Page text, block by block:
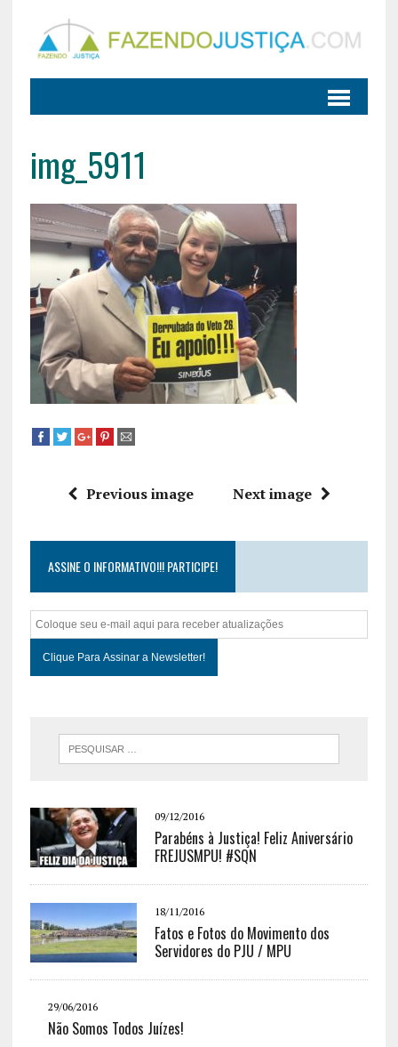
img_5911
Previous image Next image
ASSINE O INFORMATIVO!!! PARTICIPE!
09/12/2016
Parabéns à Justiça! Feliz Aniversário
FREJUSMPU! #SQN
18/11/2016
Fatos e Fotos do Movimento dos
Servidores do PJU / MPU
29/06/2016
Não Somos Todos Juízes!